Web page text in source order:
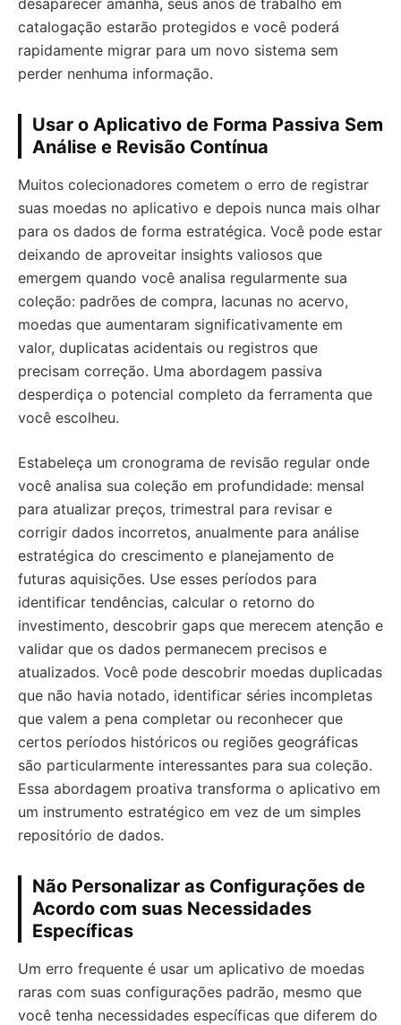
desaparecer amanhã, seus anos de trabalho em
catalogação estarão protegidos e você poderá
rapidamente migrar para um novo sistema sem
perder nenhuma informação.
Usar o Aplicativo de Forma Passiva Sem
Análise e Revisão Contínua
Muitos colecionadores cometem o erro de registrar
suas moedas no aplicativo e depois nunca mais olhar
para os dados de forma estratégica. Você pode estar
deixando de aproveitar insights valiosos que
emergem quando você analisa regularmente sua
coleção: padrões de compra, lacunas no acervo,
moedas que aumentaram significativamente em
valor, duplicatas acidentais ou registros que
precisam correção. Uma abordagem passiva
desperdiça o potencial completo da ferramenta que
você escolheu.
Estabeleça um cronograma de revisão regular onde
você analisa sua coleção em profundidade: mensal
para atualizar preços, trimestral para revisar e
corrigir dados incorretos, anualmente para análise
estratégica do crescimento e planejamento de
futuras aquisições. Use esses períodos para
identificar tendências, calcular o retorno do
investimento, descobrir gaps que merecem atenção e
validar que os dados permanecem precisos e
atualizados. Você pode descobrir moedas duplicadas
que não havia notado, identificar séries incompletas
que valem a pena completar ou reconhecer que
certos períodos históricos ou regiões geográficas
são particularmente interessantes para sua coleção.
Essa abordagem proativa transforma o aplicativo em
um instrumento estratégico em vez de um simples
repositório de dados.
Não Personalizar as Configurações de
Acordo com suas Necessidades
Específicas
Um erro frequente é usar um aplicativo de moedas
raras com suas configurações padrão, mesmo que
você tenha necessidades específicas que diferem do